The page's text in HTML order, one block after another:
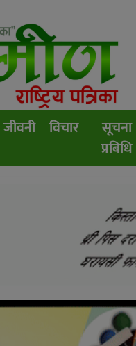
जीवनी विचार
सूचना
प्रबिधि